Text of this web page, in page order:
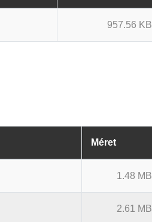
957.56 KB
Méret
1.48 MB
2.61 MB